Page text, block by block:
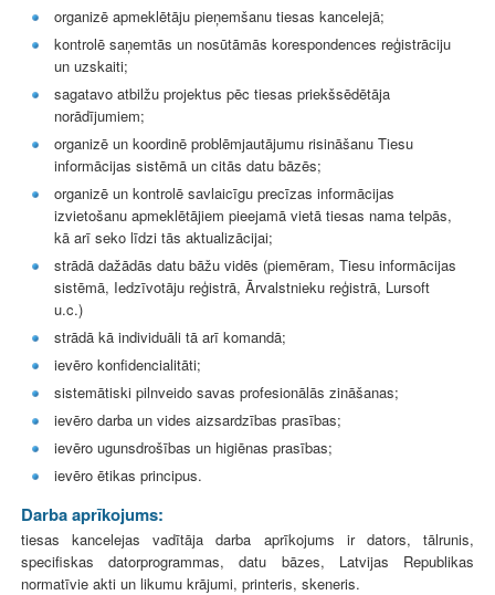
organizē apmeklētāju pieņemšanu tiesas kancelejā;
kontrolē saņemtās un nosūtāmās korespondences reģistrāciju
un uzskaiti;
sagatavo atbilžu projektus pēc tiesas priekšsēdētāja
norādījumiem;
organizē un koordinē problēmjautājumu risināšanu Tiesu
informācijas sistēmā un citās datu bāzēs;
organizē un kontrolē savlaicīgu precīzas informācijas
izvietošanu apmeklētājiem pieejamā vietā tiesas nama telpās,
kā arī seko līdzi tās aktualizācijai;
strādā dažādās datu bāžu vidēs (piemēram, Tiesu informācijas
sistēmā, Iedzīvotāju reģistrā, Ārvalstnieku reģistrā, Lursoft
u.c.)
strādā kā individuāli tā arī komandā;
ievēro konfidencialitāti;
sistemātiski pilnveido savas profesionālās zināšanas;
ievēro darba un vides aizsardzības prasības;
ievēro ugunsdrošības un higiēnas prasības;
ievēro ētikas principus.
Darba aprīkojums:
tiesas kancelejas vadītāja darba aprīkojums ir dators, tālrunis,
specifiskas datorprogrammas, datu bāzes, Latvijas Republikas
normatīvie akti un likumu krājumi, printeris, skeneris.